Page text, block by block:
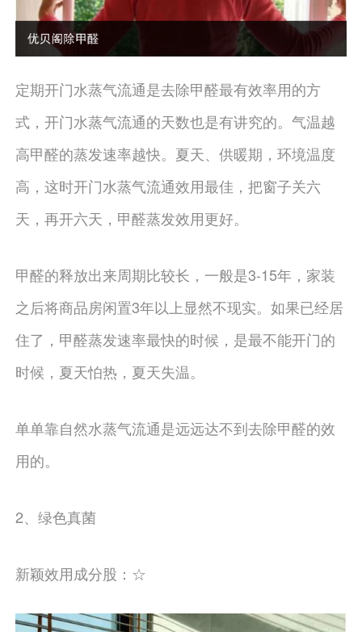
定期开门水蒸气流通是去除甲醛最有效率用的方
式，开门水蒸气流通的天数也是有讲究的。气温越
高甲醛的蒸发速率越快。夏天、供暖期，环境温度
高，这时开门水蒸气流通效用最佳，把窗子关六
天，再开六天，甲醛蒸发效用更好。
甲醛的释放出来周期比较长，一般是3-15年，家装
之后将商品房闲置3年以上显然不现实。如果已经居
住了，甲醛蒸发速率最快的时候，是最不能开门的
时候，夏天怕热，夏天失温。
单单靠自然水蒸气流通是远远达不到去除甲醛的效
用的。
2、绿色真菌
新颖效用成分股：☆